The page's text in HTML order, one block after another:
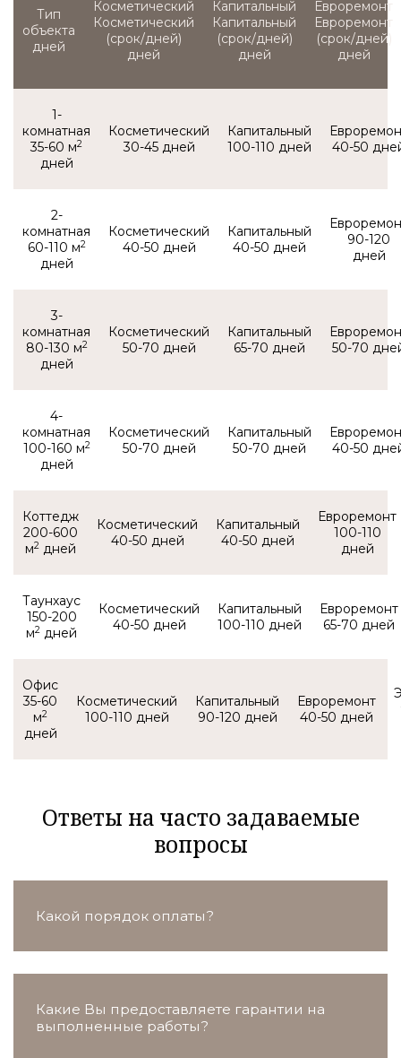
Тип
объекта
Косметический
(срок/дней)
Капитальный
(срок/дней)
Евроремонт
(срок/дней)
1-
комнатная
35-60 м2 30-45 100-110 40-50
2-
комнатная
60-110 м2 40-50 40-50 90-120
3-
комнатная
80-130 м2 50-70 65-70 50-70
4-
комнатная
100-160 м2 50-70 50-70 40-50
Коттедж
200-600
м2 40-50 40-50 100-110
Таунхаус
150-200
м2 40-50 100-110 65-70
Офис
35-60
м2 100-110 90-120 40-50
Ответы на часто задаваемые
вопросы
Какой порядок оплаты?
Какие Вы предоставляете гарантии на
выполненные работы?